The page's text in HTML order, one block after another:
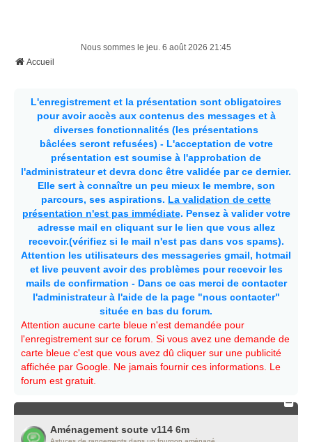
Nous sommes le jeu. 6 août 2026 21:45
Accueil
L'enregistrement et la présentation sont obligatoires
pour avoir accès aux contenus des messages et à
diverses fonctionnalités (les présentations
bâclées seront refusées) - L'acceptation de votre
présentation est soumise à l'approbation de
l'administrateur et devra donc être validée par ce dernier.
Elle sert à connaître un peu mieux le membre, son
parcours, ses aspirations. La validation de cette
présentation n'est pas immédiate. Pensez à valider votre
adresse mail en cliquant sur le lien que vous allez
recevoir.(vérifiez si le mail n'est pas dans vos spams).
Attention les utilisateurs des messageries gmail, hotmail
et live peuvent avoir des problèmes pour recevoir les
mails de confirmation - Dans ce cas merci de contacter
l'administrateur à l'aide de la page "nous contacter"
située en bas du forum.
Attention aucune carte bleue n'est demandée pour
l'enregistrement sur ce forum. Si vous avez une demande de
carte bleue c'est que vous avez dû cliquer sur une publicité
affichée par Google. Ne jamais fournir ces informations. Le
forum est gratuit.
Aménagement soute v114 6m